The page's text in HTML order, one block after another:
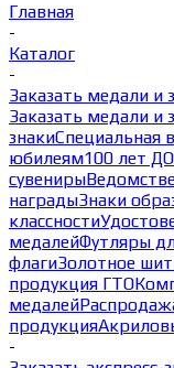
Главная
-
Каталог
-
Заказать медали и
Заказать медали и
знакиСпециальная
юбилеям100 лет
сувениры
наградыЗнаки
классности
медалейФутляры
флагиЗолотное
продукция ГТО
медалей
продукция
-